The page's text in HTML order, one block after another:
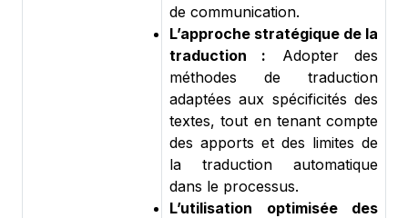
de communication.
L’approche stratégique de la
traduction : Adopter des
méthodes de traduction
adaptées aux spécificités des
textes, tout en tenant compte
des apports et des limites de
la traduction automatique
dans le processus.
L’utilisation optimisée des